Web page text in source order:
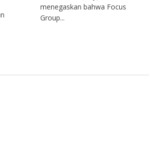
menegaskan bahwa Focus
Group...